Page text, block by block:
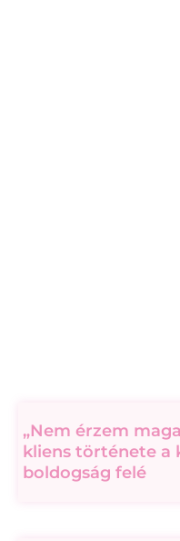
„Nem érzem
kliens története a
boldogság felé